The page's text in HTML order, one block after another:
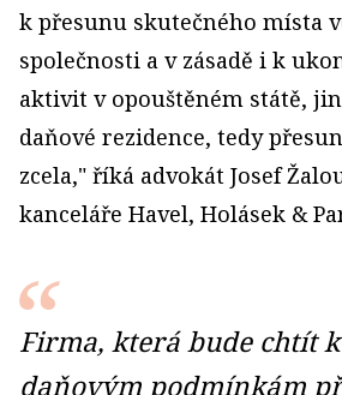
k přesunu skutečného místa
společnosti a v zásadě i k
aktivit v opouštěném státě,
daňové rezidence, tedy
zcela," říká advokát Josef
kanceláře Havel, Holásek &
Firma, která bude chtít
daňovým podmínkám